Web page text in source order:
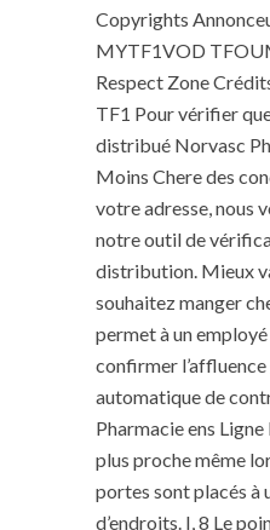
Copyrights
MYTF1VOD
Respect Zone
TF1 Pour vérifier
distribué Norvasc
Moins Chere des
votre adresse, nous
notre outil de
distribution. Mieux
souhaitez manger
permet à un
confirmer
automatique de
Pharmacie ens
plus proche même
portes sont placés à
d’endroits. I, 8 Le